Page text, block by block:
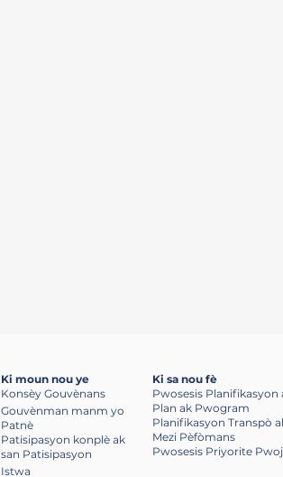
Ki moun nou ye
Konsèy Gouvènans
Gouvènman manm yo
Patnè
Patisipasyon konplè ak
san Patisipasyon
Istwa
Ki sa nou fè
Pwosesis Planifikasyon
Plan ak Pwogram
Planifikasyon Transpò
Mezi Pèfòmans
Pwosesis Priyorite